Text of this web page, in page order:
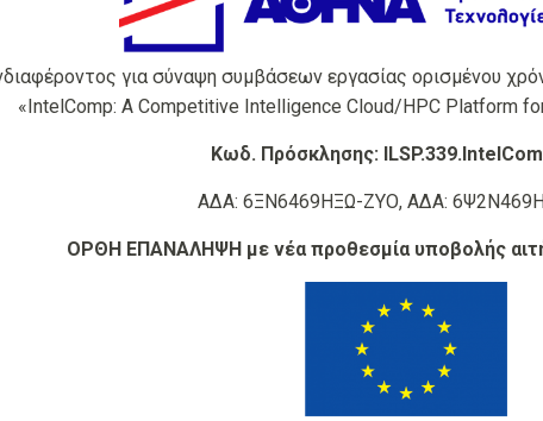
για σύναψη συμβάσεων εργασίας ορισμένου
«IntelComp: A Competitive Intelligence Cloud/HPC Platform
Κωδ. Πρόσκλησης:
ΑΔΑ: 6ΞΝ6469ΗΞΩ-ΖΥΟ, ΑΔΑ:
ΟΡΘΗ ΕΠΑΝΑΛΗΨΗ με νέα προθεσμία υποβολής